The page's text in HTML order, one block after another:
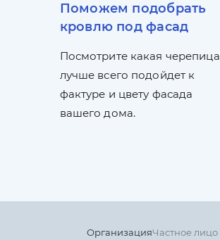
Поможем подобрать
кровлю под фасад
Посмотрите какая черепица
лучше всего подойдет к
фактуре и цвету фасада
вашего дома.
ОрганизацияЧастное лицо